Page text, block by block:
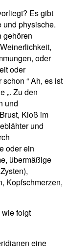
Es gibt
und physische.
gehören
oder
oder
“ Ah, es ist
„. Zu den
und
Kloß im
und
oder ein
übermäßige
Kopfschmerzen,
folgt
eine